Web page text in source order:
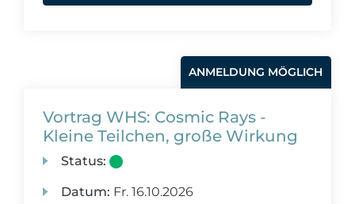
ANMELDUNG MÖGLICH
Vortrag WHS: Cosmic Rays -
Kleine Teilchen, große Wirkung
Status:
Datum: Fr. 16.10.2026